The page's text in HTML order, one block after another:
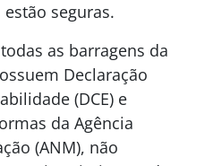
seguras.
as barragens da
Declaração
(DCE) e
da Agência
(ANM), não